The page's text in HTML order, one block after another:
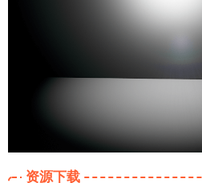
资源下载